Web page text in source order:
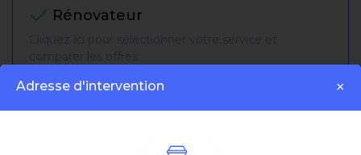
Adresse d'intervention ×
Rénovateur
Trier par: